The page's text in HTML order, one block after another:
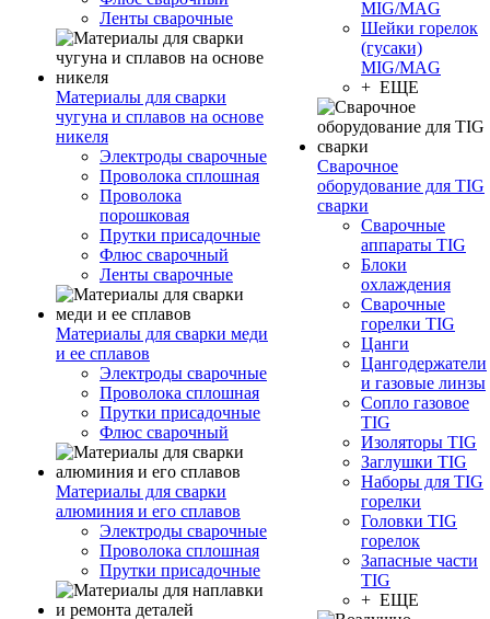
Ленты сварочные
Материалы для сварки
чугуна и сплавов на основе
никеля
Электроды сварочные
Проволока сплошная
Проволока
порошковая
Прутки присадочные
Флюс сварочный
Ленты сварочные
Материалы для сварки меди
и ее сплавов
Электроды сварочные
Проволока сплошная
Прутки присадочные
Флюс сварочный
Материалы для сварки
алюминия и его сплавов
Электроды сварочные
Проволока сплошная
Прутки присадочные
MIG/MAG
Шейки горелок
(гусаки)
MIG/MAG
+ ЕЩЕ
Сварочное
оборудование для TIG
сварки
Сварочные
аппараты TIG
Блоки
охлаждения
Сварочные
горелки TIG
Цанги
Цангодержатели
и газовые линзы
Сопло газовое
TIG
Изоляторы TIG
Заглушки TIG
Наборы для TIG
горелки
Головки TIG
горелок
Запасные части
TIG
+ ЕЩЕ